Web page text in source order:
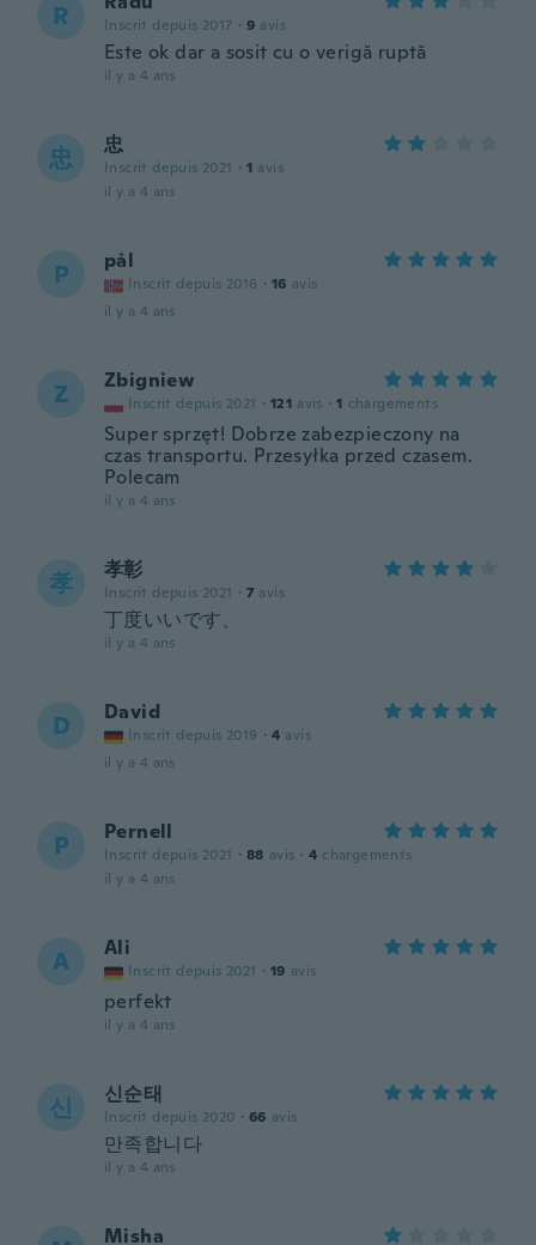
R Inscrit depuis 2017 · 9 avis
Este ok dar a sosit cu o verigă ruptă
il y a 4 ans
忠 忠
Inscrit depuis 2021 · 1 avis
il y a 4 ans
P pål
Inscrit depuis 2016 · 16 avis
il y a 4 ans
Z Zbigniew
Inscrit depuis 2021 · 121 avis · 1 chargements
Super sprzęt! Dobrze zabezpieczony na
czas transportu. Przesyłka przed czasem.
Polecam
il y a 4 ans
孝 孝彰
Inscrit depuis 2021 · 7 avis
丁度いいです、
il y a 4 ans
D David
Inscrit depuis 2019 · 4 avis
il y a 4 ans
P Pernell
Inscrit depuis 2021 · 88 avis · 4 chargements
il y a 4 ans
A Ali
Inscrit depuis 2021 · 19 avis
perfekt
il y a 4 ans
신 신순태
Inscrit depuis 2020 · 66 avis
만족합니다
il y a 4 ans
Misha